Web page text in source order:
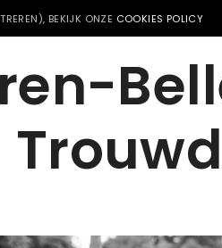
BEKIJK ONZE COOKIES POLICY